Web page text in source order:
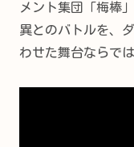
メント集団「梅棒
異とのバトルを、
わせた舞台ならで